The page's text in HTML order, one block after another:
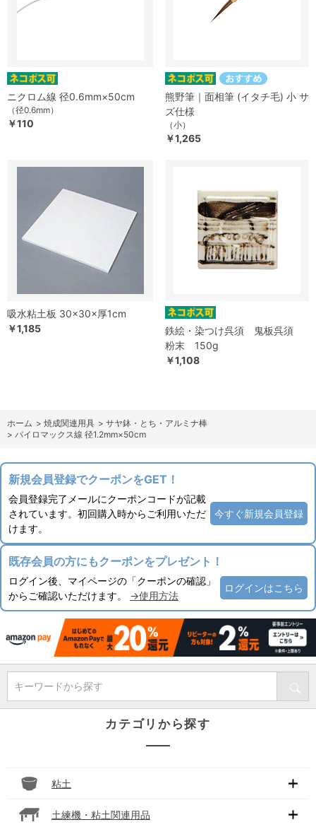
ニクロム線 径0.6mm×50cm
（径0.6mm）
￥110
熊野筆｜面相筆 (イタチ毛) 小 サ
ズ仕様
（小）
￥1,265
吸水粘土板 30×30×厚1cm
￥1,185
鉄絵・染つけ呉須 鬼板呉須
粉末 150g
￥1,108
ホーム > 焼成関連用具 > サヤ鉢・とち・アルミナ棒
> パイロマックス線 径1.2mm×50cm
新規会員登録でクーポンをGET！
会員登録完了メールにクーポンコードが記載
されています。初回購入時からご利用いただ
けます。
今すぐ新規会員登録
既存会員の方にもクーポンをプレゼント！
ログイン後、マイページの「クーポンの確認」
からご確認いただけます。 →使用方法
ログインはこちら
キーワードから探す
カテゴリから探す
粘土
土練機・粘土関連用品